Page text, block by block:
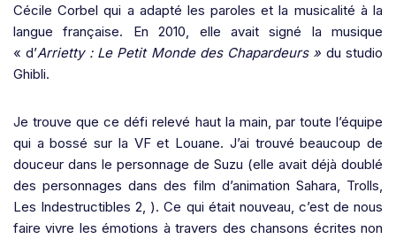
Cécile Corbel qui a adapté les paroles et la musicalité à la
langue française. En 2010, elle avait signé la musique
« d’Arrietty : Le Petit Monde des Chapardeurs » du studio
Ghibli.
Je trouve que ce défi relevé haut la main, par toute l’équipe
qui a bossé sur la VF et Louane. J’ai trouvé beaucoup de
douceur dans le personnage de Suzu (elle avait déjà doublé
des personnages dans des film d’animation Sahara, Trolls,
Les Indestructibles 2, ). Ce qui était nouveau, c’est de nous
faire vivre les émotions à travers des chansons écrites non